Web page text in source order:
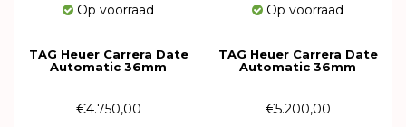
Op voorraad
TAG Heuer Carrera Date
Automatic 36mm
€4.750,00
Op voorraad
TAG Heuer Carrera Date
Automatic 36mm
€5.200,00